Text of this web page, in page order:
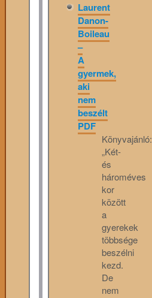
Laurent
Danon-
Boileau
–
A
gyermek,
aki
nem
beszélt
PDF
Könyvajánló:
„Két-
és
hároméves
kor
között
a
gyerekek
többsége
beszélni
kezd.
De
nem